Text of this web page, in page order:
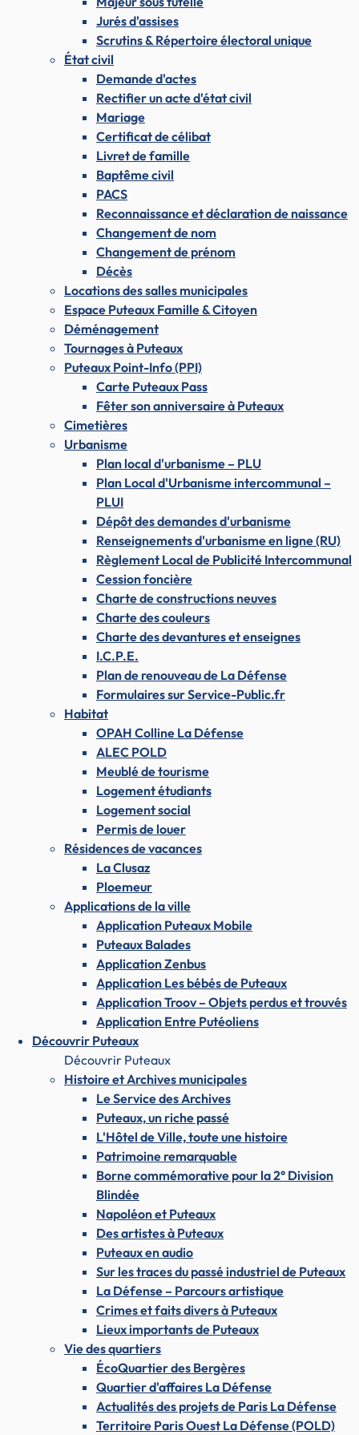
Jurés d'assises
Scrutins & Répertoire électoral unique
État civil
Demande d'actes
Rectifier un acte d'état civil
Mariage
Certificat de célibat
Livret de famille
Baptême civil
PACS
Reconnaissance et déclaration de naissance
Changement de nom
Changement de prénom
Décès
Locations des salles municipales
Espace Puteaux Famille & Citoyen
Déménagement
Tournages à Puteaux
Puteaux Point-Info (PPI)
Carte Puteaux Pass
Fêter son anniversaire à Puteaux
Cimetières
Urbanisme
Plan local d'urbanisme – PLU
Plan Local d'Urbanisme intercommunal –
PLUI
Dépôt des demandes d'urbanisme
Renseignements d'urbanisme en ligne (RU)
Règlement Local de Publicité Intercommunal
Cession foncière
Charte de constructions neuves
Charte des couleurs
Charte des devantures et enseignes
I.C.P.E.
Plan de renouveau de La Défense
Formulaires sur Service-Public.fr
Habitat
OPAH Colline La Défense
ALEC POLD
Meublé de tourisme
Logement étudiants
Logement social
Permis de louer
Résidences de vacances
La Clusaz
Ploemeur
Applications de la ville
Application Puteaux Mobile
Puteaux Balades
Application Zenbus
Application Les bébés de Puteaux
Application Troov – Objets perdus et trouvés
Application Entre Putéoliens
Découvrir Puteaux
Découvrir Puteaux
Histoire et Archives municipales
Le Service des Archives
Puteaux, un riche passé
L'Hôtel de Ville, toute une histoire
Patrimoine remarquable
Borne commémorative pour la 2° Division
Blindée
Napoléon et Puteaux
Des artistes à Puteaux
Puteaux en audio
Sur les traces du passé industriel de Puteaux
La Défense – Parcours artistique
Crimes et faits divers à Puteaux
Lieux importants de Puteaux
Vie des quartiers
ÉcoQuartier des Bergères
Quartier d'affaires La Défense
Actualités des projets de Paris La Défense
Territoire Paris Ouest La Défense (POLD)